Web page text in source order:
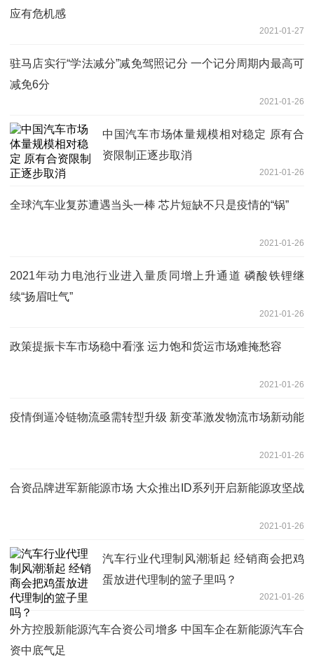
应有危机感
2021-01-27
驻马店实行“学法减分”减免驾照记分 一个记分周期内最高可
减免6分
2021-01-26
中国汽车市场体量规模相对稳定 原有合
资限制正逐步取消
2021-01-26
全球汽车业复苏遭遇当头一棒 芯片短缺不只是疫情的“锅”
2021-01-26
2021年动力电池行业进入量质同增上升通道 磷酸铁锂继
续“扬眉吐气”
2021-01-26
政策提振卡车市场稳中看涨 运力饱和货运市场难掩愁容
2021-01-26
疫情倒逼冷链物流亟需转型升级 新变革激发物流市场新动能
2021-01-26
合资品牌进军新能源市场 大众推出ID系列开启新能源攻坚战
2021-01-26
汽车行业代理制风潮渐起 经销商会把鸡
蛋放进代理制的篮子里吗？
2021-01-26
外方控股新能源汽车合资公司增多 中国车企在新能源汽车合
资中底气足